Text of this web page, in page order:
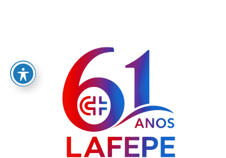
LABORATÓRIO FARMACÊUTICO DO ESTADO DE PERNAMBUCO
GOVERNADOR MIGUEL ARRAES - LAFEPE AVISO DE COTAÇÃO Nº 0033/2026